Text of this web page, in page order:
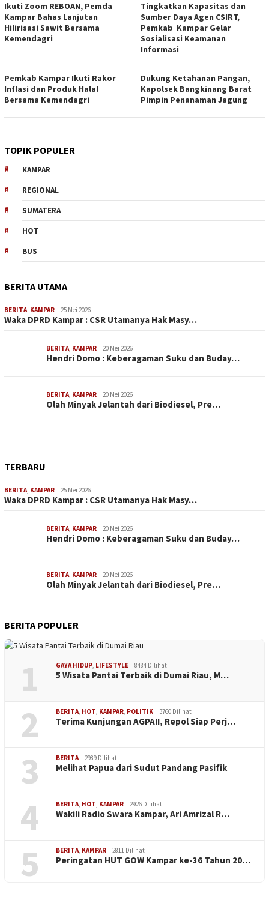
Ikuti Zoom REBOAN, Pemda
Kampar Bahas Lanjutan
Hilirisasi Sawit Bersama
Kemendagri
Tingkatkan Kapasitas dan
Sumber Daya Agen CSIRT,
Pemkab Kampar Gelar
Sosialisasi Keamanan
Informasi
Pemkab Kampar Ikuti Rakor
Inflasi dan Produk Halal
Bersama Kemendagri
Dukung Ketahanan Pangan,
Kapolsek Bangkinang Barat
Pimpin Penanaman Jagung
TOPIK POPULER
KAMPAR
REGIONAL
SUMATERA
HOT
BUS
BERITA UTAMA
BERITA, KAMPAR 25 Mei 2026
Waka DPRD Kampar : CSR Utamanya Hak Masy…
BERITA, KAMPAR 20 Mei 2026
Hendri Domo : Keberagaman Suku dan Buday…
BERITA, KAMPAR 20 Mei 2026
Olah Minyak Jelantah dari Biodiesel, Pre…
TERBARU
BERITA, KAMPAR 25 Mei 2026
Waka DPRD Kampar : CSR Utamanya Hak Masy…
BERITA, KAMPAR 20 Mei 2026
Hendri Domo : Keberagaman Suku dan Buday…
BERITA, KAMPAR 20 Mei 2026
Olah Minyak Jelantah dari Biodiesel, Pre…
BERITA POPULER
1 GAYA HIDUP, LIFESTYLE 8484 Dilihat
5 Wisata Pantai Terbaik di Dumai Riau, M…
2 BERITA, HOT, KAMPAR, POLITIK 3760 Dilihat
Terima Kunjungan AGPAII, Repol Siap Perj…
3 BERITA 2989 Dilihat
Melihat Papua dari Sudut Pandang Pasifik
4 BERITA, HOT, KAMPAR 2926 Dilihat
Wakili Radio Swara Kampar, Ari Amrizal R…
5 BERITA, KAMPAR 2811 Dilihat
Peringatan HUT GOW Kampar ke-36 Tahun 20…